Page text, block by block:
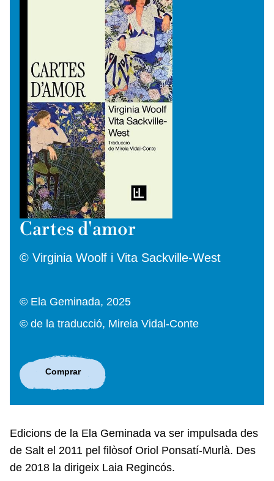
Cartes d'amor
© Virginia Woolf i Vita Sackville-West
© Ela Geminada, 2025
© de la traducció, Mireia Vidal-Conte
Comprar
Edicions de la Ela Geminada va ser impulsada des
de Salt el 2011 pel filòsof Oriol Ponsatí‑Murlà. Des
de 2018 la dirigeix Laia Regincós.